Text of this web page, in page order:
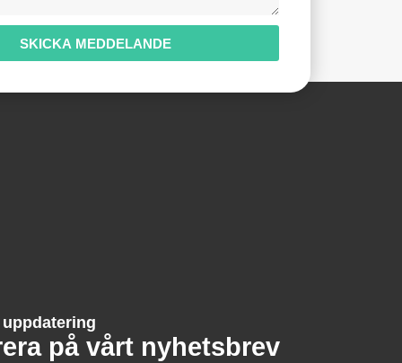
SKICKA MEDDELANDE
på vårt nyhetsbrev